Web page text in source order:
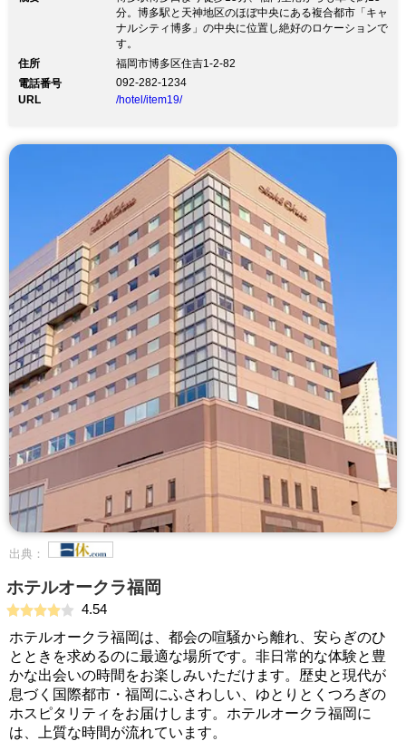
分。博多駅と天神地区のほぼ中央にある複合都市「キャ
ナルシティ博多」の中央に位置し絶好のロケーションで
す。
住所
福岡市博多区住吉1-2-82
電話番号
092-282-1234
URL
/hotel/item19/
出典：
ホテルオークラ福岡
4.54
ホテルオークラ福岡は、都会の喧騒から離れ、安らぎのひ
とときを求めるのに最適な場所です。非日常的な体験と豊
かな出会いの時間をお楽しみいただけます。歴史と現代が
息づく国際都市・福岡にふさわしい、ゆとりとくつろぎの
ホスピタリティをお届けします。ホテルオークラ福岡に
は、上質な時間が流れています。